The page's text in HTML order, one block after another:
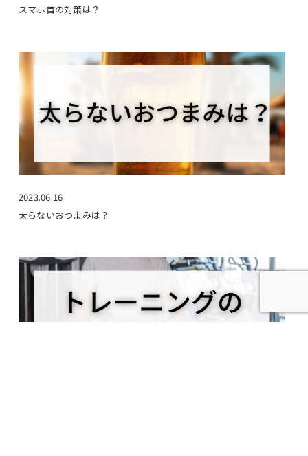
スマホ首の対策は？
2023.06.16
太らないおつまみは？